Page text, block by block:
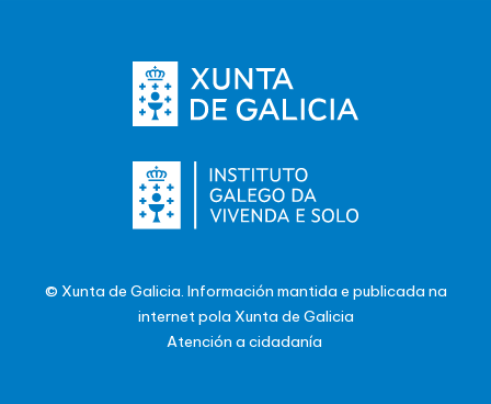
© Xunta de Galicia. Información mantida e publicada na
internet pola Xunta de Galicia
Atención a cidadanía